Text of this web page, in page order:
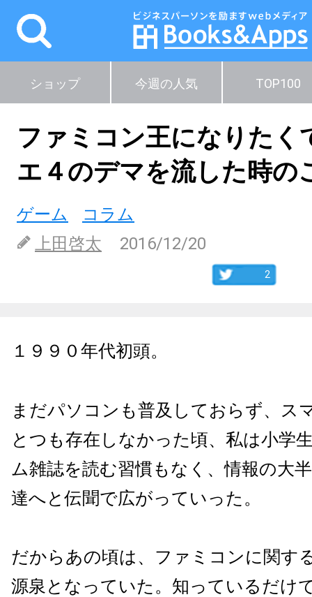
ショップ 今週の人気 TOP100
ファミコン王になりたく
エ４のデマを流した時の
ゲーム
コラム
上田啓太
2016/12/20
2
１９９０年代初頭。
まだパソコンも普及しておらず、ス
とつも存在しなかった頃、私は小学
ム雑誌を読む習慣もなく、情報の大
達へと伝聞で広がっていった。
だからあの頃は、ファミコンに関す
源泉となっていた。知っているだけ